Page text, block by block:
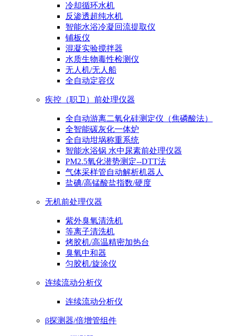
冷却循环水机
反渗透超纯水机
智能水浴冷凝回流提取仪
铺板仪
混凝实验搅拌器
水质生物毒性检测仪
无人机/无人船
全自动定容仪
疾控（职卫）前处理仪器
全自动游离二氧化硅测定仪（焦磷酸法）
全智能碳灰化一体炉
全自动坩埚称重系统
智能水浴锅 水中尿素前处理仪器
PM2.5氧化潜势测定--DTT法
气体采样管自动解析机器人
盐碘/高锰酸盐指数/硬度
无机前处理仪器
紫外臭氧清洗机
等离子清洗机
烤胶机/高温精密加热台
臭氧中和器
匀胶机/旋涂仪
连续流动分析仪
连续流动分析仪
β探测器/倍增管组件